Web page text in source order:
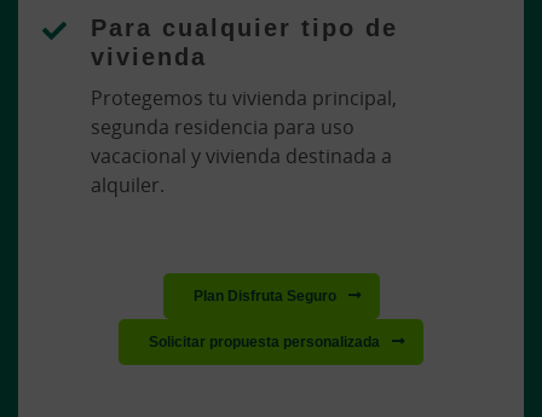
Para cualquier tipo de
vivienda
Protegemos tu vivienda principal,
segunda residencia para uso
vacacional y vivienda destinada a
alquiler.
Plan Disfruta Seguro
Solicitar propuesta personalizada